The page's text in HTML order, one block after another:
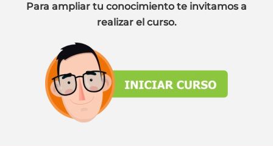
Para ampliar tu conocimiento te invitamos a
realizar el curso.